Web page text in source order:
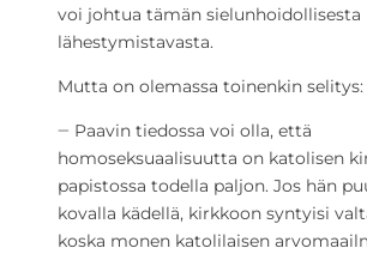
voi johtua tämän sielunhoidollisesta
lähestymistavasta.
Mutta on olemassa toinenkin selitys:
‒ Paavin tiedossa voi olla, että
homoseksuaalisuutta on katolisen
papistossa todella paljon. Jos hän
kovalla kädellä, kirkkoon syntyisi
koska monen katolilaisen